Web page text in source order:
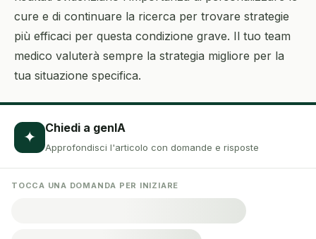
cure e di continuare la ricerca per trovare strategie
più efficaci per questa condizione grave. Il tuo team
medico valuterà sempre la strategia migliore per la
tua situazione specifica.
✦ Chiedi a genIA
Approfondisci l'articolo con domande e risposte
TOCCA UNA DOMANDA PER INIZIARE